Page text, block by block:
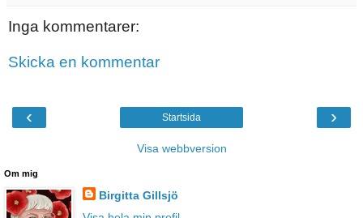
Inga kommentarer:
Skicka en kommentar
‹ ›
Startsida
Visa webbversion
Om mig
Birgitta Gillsjö